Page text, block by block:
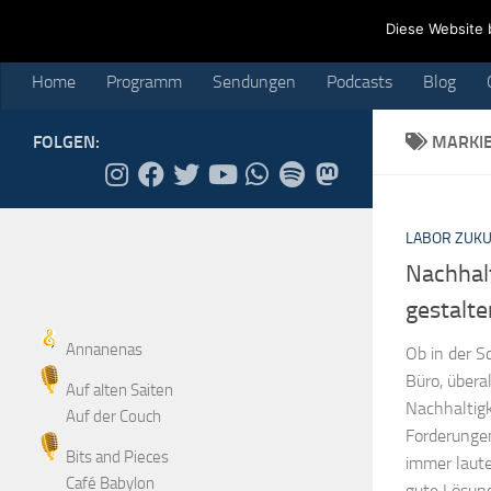
Blog
Home Programm Sendungen Podcasts Blog
LABOR
Ob in der
Büro,
immer
FOLGEN:
Annanenas
Auf alten Saiten
Auf der Couch
Bits and Pieces
Café Babylon
Diese Website